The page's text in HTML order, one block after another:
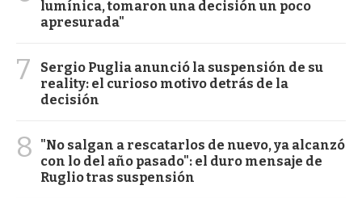
lumínica, tomaron una decisión un poco
apresurada"
7
Sergio Puglia anunció la suspensión de su
reality: el curioso motivo detrás de la
decisión
8
"No salgan a rescatarlos de nuevo, ya alcanzó
con lo del año pasado": el duro mensaje de
Ruglio tras suspensión